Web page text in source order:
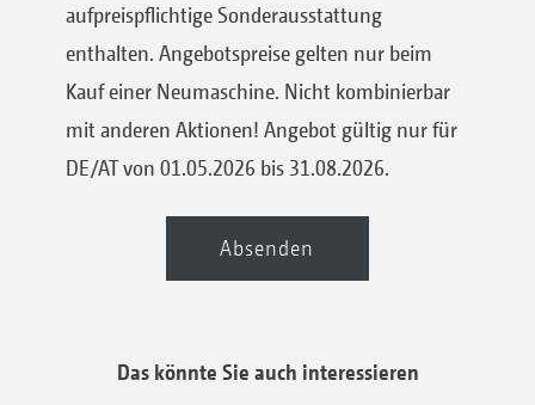
aufpreispflichtige Sonderausstattung
enthalten. Angebotspreise gelten nur beim
Kauf einer Neumaschine. Nicht kombinierbar
mit anderen Aktionen! Angebot gültig nur für
DE/AT von 01.05.2026 bis 31.08.2026.
Absenden
Das könnte Sie auch interessieren